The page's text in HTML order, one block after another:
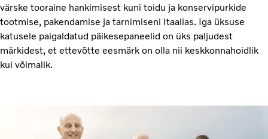
värske tooraine hankimisest kuni toidu ja konservipurkide
tootmise, pakendamise ja tarnimiseni Itaalias. Iga üksuse
katusele paigaldatud päikesepaneelid on üks paljudest
märkidest, et ettevõtte eesmärk on olla nii keskkonnahoidlik
kui võimalik.